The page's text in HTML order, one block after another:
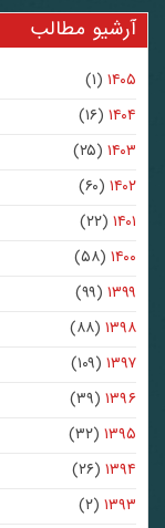
آرشیو مطالب
(۱)
(۱۶)
(۲۵)
(۶۰)
(۲۲)
(۵۸)
(۹۹)
۱۳۹۸(۸۸)
۱۳۹۷(۱۰۹)
۱۳۹۶(۳۹)
۱۳۹۵(۳۲)
۱۳۹۴(۲۶)
۱۳۹۳(۲)